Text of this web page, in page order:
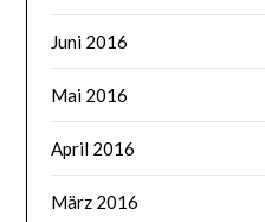
Juni 2016
Mai 2016
April 2016
März 2016